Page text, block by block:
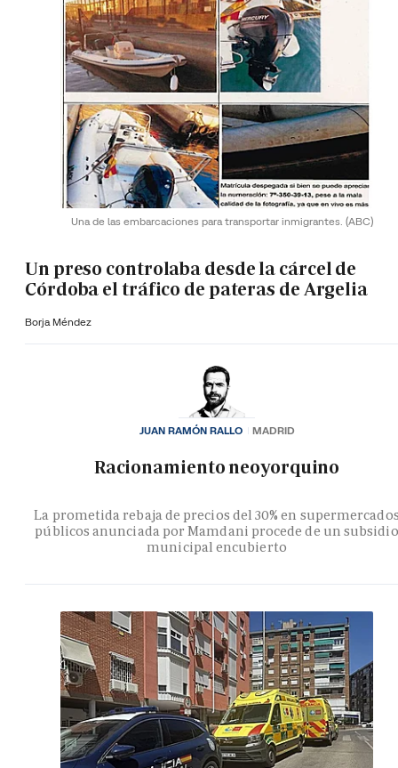
Una de las embarcaciones para transportar inmigrantes. (ABC)
Un preso controlaba desde la cárcel de
Córdoba el tráfico de pateras de Argelia
Borja Méndez
Racionamiento neoyorquino
La prometida rebaja de precios del 30% en
públicos anunciada por Mamdani procede de un subsidio
municipal encubierto
JUAN RAMÓN RALLO MADRID